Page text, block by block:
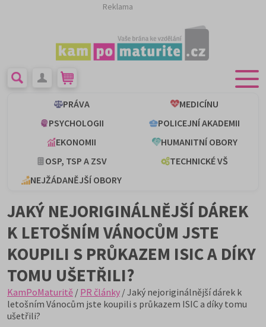
Reklama
PRÁVA
MEDICÍNU
PSYCHOLOGII
POLICEJNÍ AKADEMII
EKONOMII
HUMANITNÍ OBORY
OSP, TSP A ZSV
TECHNICKÉ VŠ
NEJŽÁDANĚJŠÍ OBORY
JAKÝ NEJORIGINÁLNĚJŠÍ DÁREK
K LETOŠNÍM VÁNOCŮM JSTE
KOUPILI S PRŮKAZEM ISIC A DÍKY
TOMU UŠETŘILI?
KamPoMaturitě / PR články / Jaký nejoriginálnější dárek k
letošním Vánocům jste koupili s průkazem ISIC a díky tomu
ušetřili?